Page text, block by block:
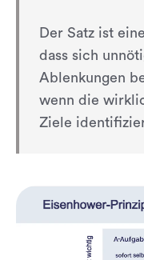
Der Satz ist
dass sich
Ablenkungen
wenn die
Ziele